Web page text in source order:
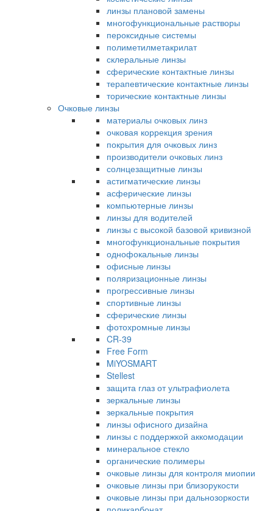
линзы плановой замены
многофункциональные растворы
пероксидные системы
полиметилметакрилат
склеральные линзы
сферические контактные линзы
терапевтические контактные линзы
торические контактные линзы
Очковые линзы
материалы очковых линз
очковая коррекция зрения
покрытия для очковых линз
производители очковых линз
солнцезащитные линзы
астигматические линзы
асферические линзы
компьютерные линзы
линзы для водителей
линзы с высокой базовой кривизной
многофункциональные покрытия
однофокальные линзы
офисные линзы
поляризационные линзы
прогрессивные линзы
спортивные линзы
сферические линзы
фотохромные линзы
CR-39
Free Form
MiYOSMART
Stellest
защита глаз от ультрафиолета
зеркальные линзы
зеркальные покрытия
линзы офисного дизайна
линзы с поддержкой аккомодации
минеральное стекло
органические полимеры
очковые линзы для контроля миопии
очковые линзы при близорукости
очковые линзы при дальнозоркости